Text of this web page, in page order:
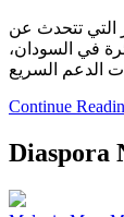
التي تتحدث عن
في السودان،
Continue
Diaspora